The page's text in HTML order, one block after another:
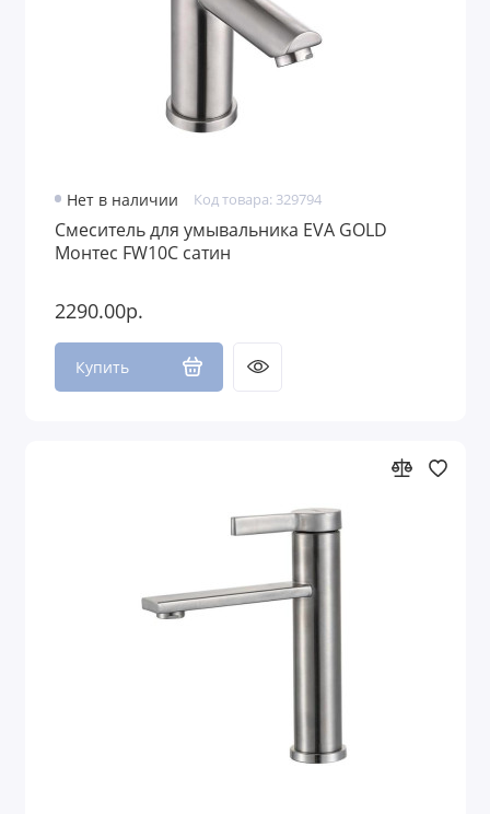
Нет в наличии Код товара: 329794
Смеситель для умывальника EVA GOLD
Монтес FW10C сатин
2290.00р.
Купить